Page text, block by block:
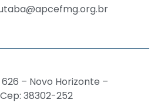
– Novo Horizonte –
38302-252